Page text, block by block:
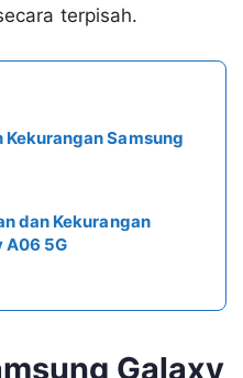
terpisah.
Kekurangan Samsung
dan Kekurangan
A06 5G
Galaxy